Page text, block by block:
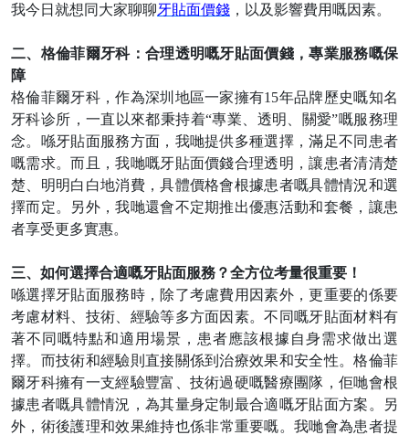
我今日就想同大家聊聊牙貼面價錢 ，以及影響費用嘅因素。
二、格倫菲爾牙科：合理透明嘅牙貼面價錢，專業服務嘅保
障
格倫菲爾牙科，作為深圳地區一家擁有15年品牌歷史嘅知名
牙科诊所，一直以來都秉持着“專業、透明、關愛”嘅服務理
念。喺牙貼面服務方面， 我哋提供多種選擇，滿足不同患者
嘅需求。而且，我哋嘅牙貼面價錢合理透明，讓患者清清楚
楚、明明白白地消費，具體價格會根據患者嘅具體情況和選
擇而定。
另外，我哋還會不定期推出優惠活動和套餐，讓患
者享受更多實惠。
三、如何選擇合適嘅牙貼面服務？全方位考量很重要！
喺選擇牙貼面服務時，除了考慮費用因素外，更重要的係要
考慮材料、技術、經驗等多方面因素。不同嘅牙貼面材料有
著不同嘅特點和適用場景，患者應該根據自身需求做出選
擇。而技術和經驗則直接關係到治療效果和安全性。格倫菲
爾牙科擁有一支經驗豐富、技術過硬嘅醫療團隊，佢哋會根
據患者嘅具體情況，為其量身定制最合適嘅牙貼面方案。
另
外 ，術後護理和效果維持也係非常重要嘅。我哋會為患者提